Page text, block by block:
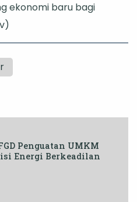
ekonomi baru bagi
Penguatan UMKM
Energi Berkeadilan